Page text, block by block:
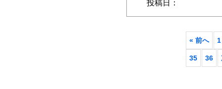
投稿日：
« 前へ 1
35 36